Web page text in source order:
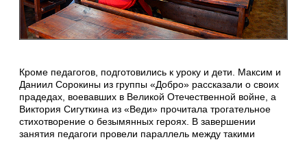
Кроме педагогов, подготовились к уроку и дети. Максим и
Даниил Сорокины из группы «Добро» рассказали о своих
прадедах, воевавших в Великой Отечественной войне, а
Виктория Сигуткина из «Веди» прочитала трогательное
стихотворение о безымянных героях. В завершении
занятия педагоги провели параллель между такими